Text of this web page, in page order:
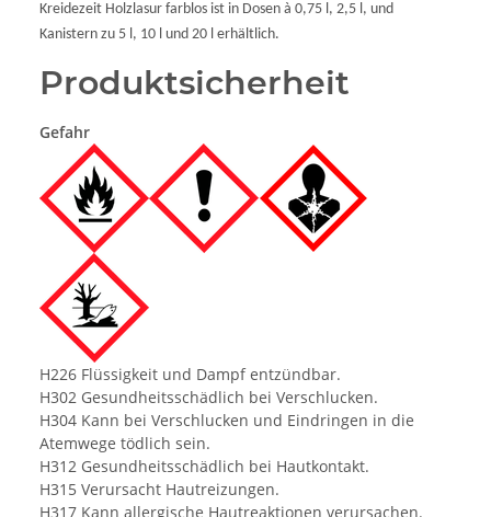
Kreidezeit Holzlasur farblos ist in Dosen à 0,75 l, 2,5 l, und
Kanistern zu 5 l, 10 l und 20 l erhältlich.
Produktsicherheit
Gefahr
H226 Flüssigkeit und Dampf entzündbar.
H302 Gesundheitsschädlich bei Verschlucken.
H304 Kann bei Verschlucken und Eindringen in die
Atemwege tödlich sein.
H312 Gesundheitsschädlich bei Hautkontakt.
H315 Verursacht Hautreizungen.
H317 Kann allergische Hautreaktionen verursachen.